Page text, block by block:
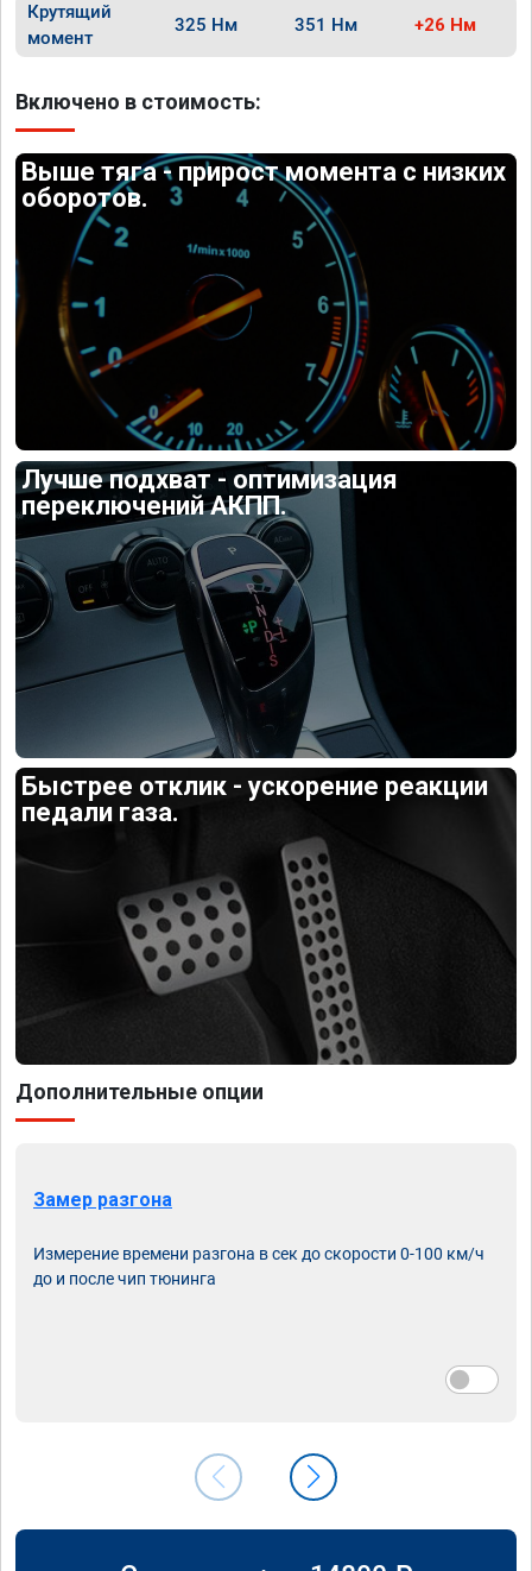
Крутящий
момент
325 Нм 351 Нм +26 Нм
Включено в стоимость:
Выше тяга - прирост момента с низких
оборотов.
Лучше подхват - оптимизация
переключений АКПП.
Быстрее отклик - ускорение реакции
педали газа.
Дополнительные опции
Замер разгона
Измерение времени разгона в сек до скорости 0-100 км/ч
до и после чип тюнинга